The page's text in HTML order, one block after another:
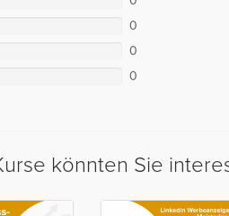
0
0
0
könnten Sie